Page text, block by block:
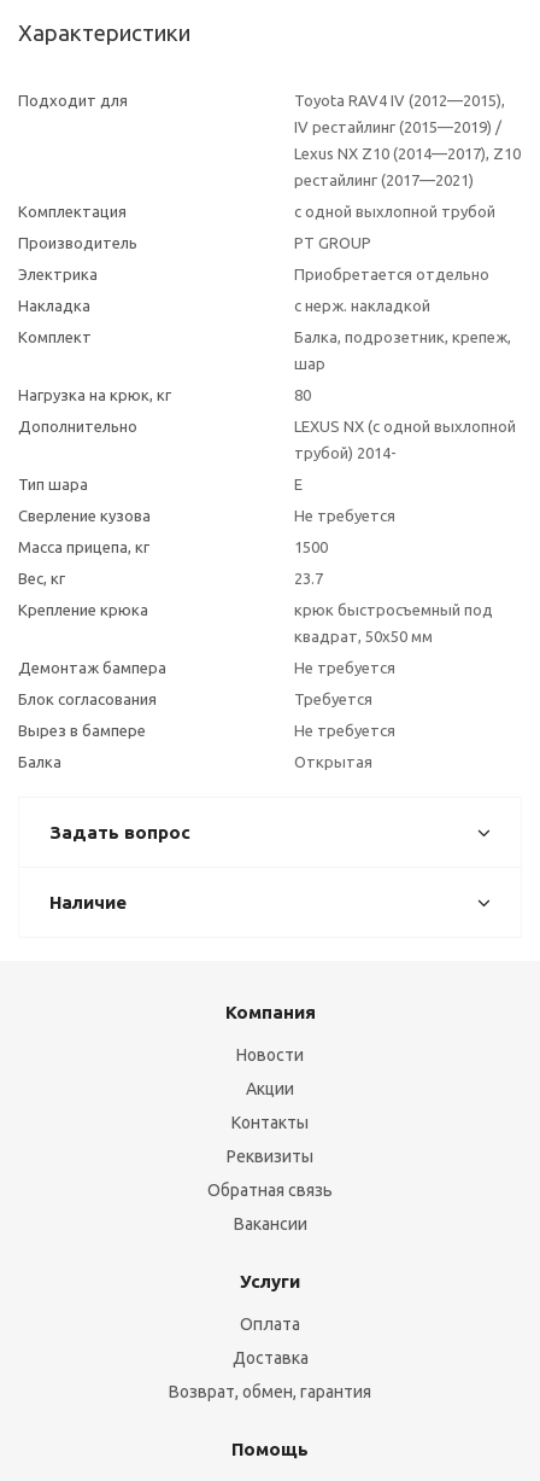
Характеристики
Подходит для
Toyota RAV4 IV (2012—2015),
IV рестайлинг (2015—2019) /
Lexus NX Z10 (2014—2017), Z10
рестайлинг (2017—2021)
Комплектация
с одной выхлопной трубой
Производитель
PT GROUP
Электрика
Приобретается отдельно
Накладка
с нерж. накладкой
Комплект
Балка, подрозетник, крепеж,
шар
Нагрузка на крюк, кг
80
Дополнительно
LEXUS NX (с одной выхлопной
трубой) 2014-
Тип шара
E
Сверление кузова
Не требуется
Масса прицепа, кг
1500
Вес, кг
23.7
Крепление крюка
крюк быстросъемный под
квадрат, 50х50 мм
Демонтаж бампера
Не требуется
Блок согласования
Требуется
Вырез в бампере
Не требуется
Балка
Открытая
Задать вопрос
Наличие
Компания
Новости
Акции
Контакты
Реквизиты
Обратная связь
Вакансии
Услуги
Оплата
Доставка
Возврат, обмен, гарантия
Помощь